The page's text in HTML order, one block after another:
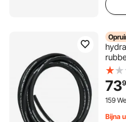
inch
PSI,
73
159
Bijna